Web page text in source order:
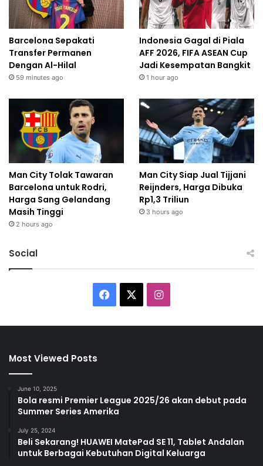
Barcelona Sepakati
Transfer Permanen
Dengan Al-Hilal
59 minutes ago
Indonesia Gagal di Piala
AFF 2026, FIFA ASEAN Cup
Jadi Kesempatan Bangkit
1 hour ago
Man City Tolak Tawaran
Barcelona untuk Rodri,
Harga Sang Gelandang
Masih Tinggi
2 hours ago
Man City Siap Jual Tijjani
Reijnders, Harga Dibuka
Rp1,3 Triliun
3 hours ago
Social
o
k
I
a
Most Viewed Posts
June 10, 2025
Bola resmi Premier League 2025/26 akan debut pada
Summer Series Amerika
July 25, 2024
Beli Sekarang! HUAWEI MatePad SE 11, Tablet Andalan
untuk Berbagai Kebutuhan Digital Keluarga